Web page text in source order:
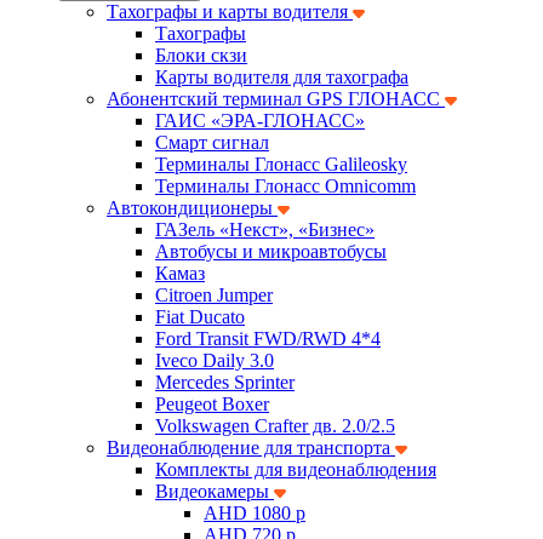
Тахографы и карты водителя
Тахографы
Блоки скзи
Карты водителя для тахографа
Абонентский терминал GPS ГЛОНАСС
ГАИС «ЭРА-ГЛОНАСС»
Смарт сигнал
Терминалы Глонасс Galileosky
Терминалы Глонасс Omnicomm
Автокондиционеры
ГАЗель «Некст», «Бизнес»
Автобусы и микроавтобусы
Камаз
Citroen Jumper
Fiat Ducato
Ford Transit FWD/RWD 4*4
Iveco Daily 3.0
Mercedes Sprinter
Peugeot Boxer
Volkswagen Crafter дв. 2.0/2.5
Видеонаблюдение для транспорта
Комплекты для видеонаблюдения
Видеокамеры
AHD 1080 p
AHD 720 p